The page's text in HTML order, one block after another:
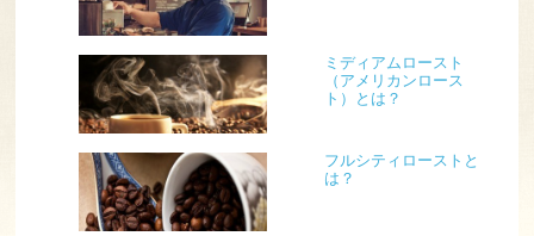
ミディアムロースト
（アメリカンロース
ト）とは？
フルシティローストと
は？